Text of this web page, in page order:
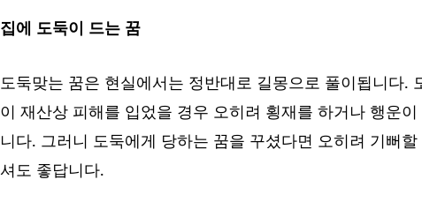
집에 도둑이 드는 꿈
도둑맞는 꿈은 현실에서는 정반대로 길몽으로 풀이됩니다.
이 재산상 피해를 입었을 경우 오히려 횡재를 하거나 행운
니다. 그러니 도둑에게 당하는 꿈을 꾸셨다면 오히려 기뻐
셔도 좋답니다.